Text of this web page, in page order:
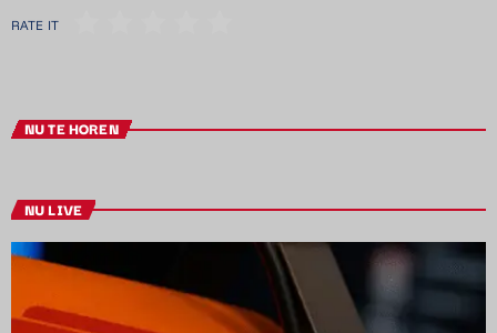
RATE IT
NU TE HOREN
NU LIVE